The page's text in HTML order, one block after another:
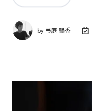
by 弓庭 暢香